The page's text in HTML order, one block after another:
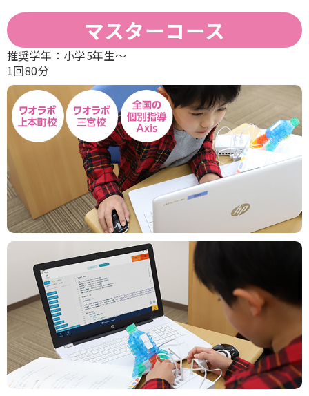
マスターコース
推奨学年： 小学5年生〜
1回80分